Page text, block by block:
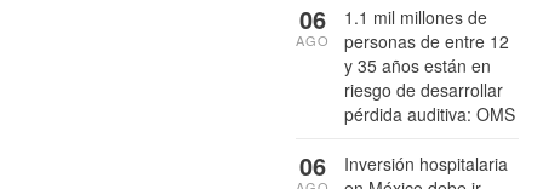
1.1 mil millones de
personas de entre 12
y 35 años están en
riesgo de desarrollar
pérdida auditiva: OMS
06
AGO
Inversión hospitalaria
06